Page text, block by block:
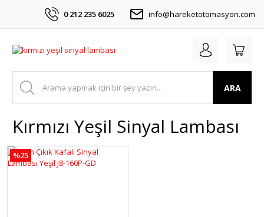
0 212 235 6025 info@hareketotomasyon.com
ARA
Kırmızı Yeşil Sinyal Lambası
%25